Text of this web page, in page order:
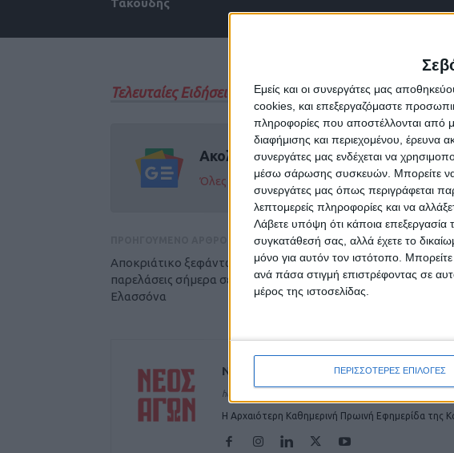
Εμείς και οι συνεργάτες μας
cookies, και επεξεργαζόμαστε
πληροφορίες που αποστέλλονται από
διαφήμισης και περιεχομένου, έρευνα
συνεργάτες μας ενδέχεται να
μέσω σάρωσης συσκευών. Μπορείτε να
συνεργάτες μας όπως περιγράφεται
λεπτομερείς πληροφορίες και να
Λάβετε υπόψη ότι κάποια
συγκατάθεσή σας, αλλά έχετε το
μόνο για αυτόν τον ιστότοπο.
ανά πάσα στιγμή επιστρέφοντας σε
μέρος της ιστοσελίδας.
ΠΕΡΙΣΣΟΤΕΡΕΣ ΕΠΙΛΟΓΕΣ
Τακούδης
Τελευταίες Ειδήσεις Σήμερα
Ακολούθησε την εφημερίδα ΝΕΟΣ
Όλες οι εξελίξεις στην περιοχή της
Αποκριάτικο ξεφάντωμα με καρναβαλικές
παρελάσεις σήμερα σε Τύρναβο, Φάρσαλα,
Ελασσόνα
ΝΕΟΣ ΑΓΩΝ
https://neosagon.gr
Η Αρχαιότερη Καθημερινή Πρωινή Εφημερίδα της